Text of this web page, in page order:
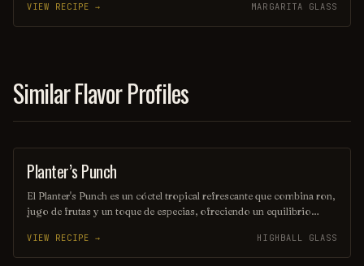
rodaja de piña y una cereza, este trago es perfecto para aquellos que
buscan una aventura refrescante en cada sorbo. Ideal para disfrutar
VIEW RECIPE → MARGARITA GLASS
Similar Flavor Profiles
COCKTAIL
Planter’s Punch
El Planter's Punch es un cóctel tropical refrescante que combina ron,
jugo de frutas y un toque de especias, ofreciendo un equilibrio
del Caribe, es ideal para disfrutar en días soleados y evoca la esencia
del verano. Su presentación colorida y vibrante la convierte en un
VIEW RECIPE → HIGHBALL GLASS